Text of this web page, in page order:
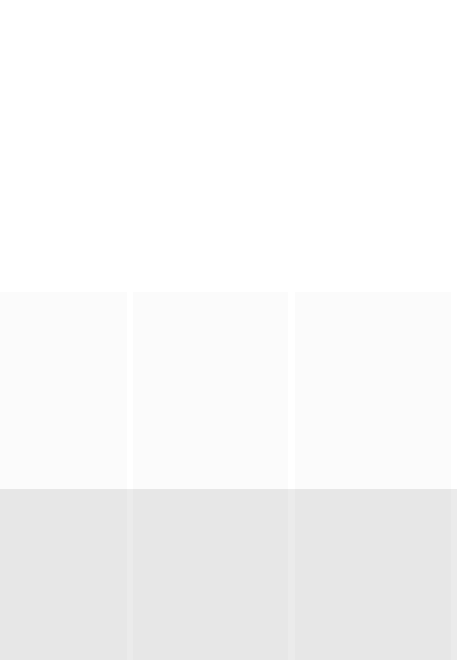
，避世居于深
报国的故事。甲午战争后，国家蒙羞，张謇虽高中